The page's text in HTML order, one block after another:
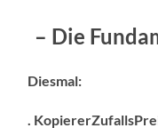
– Die
Diesmal:
.